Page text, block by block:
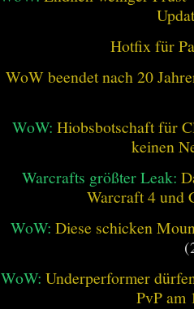
Hotfix für
WoW beendet nach 20
WoW: Hiobsbotschaft für
keinen
Warcrafts größter Leak:
Warcraft 4 und
WoW: Diese schicken
WoW: Underperformer
PvP am